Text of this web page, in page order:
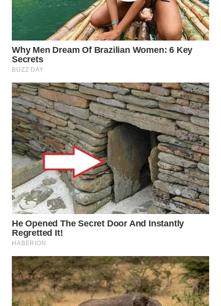
WN
BOROBUDUR
WN
MADURA
SURABAYA
WN
NATUNA
WN
BINTAN
WN
MANDALIKA
WN
LIKUPANG
WN
LABUANBAJO
WN